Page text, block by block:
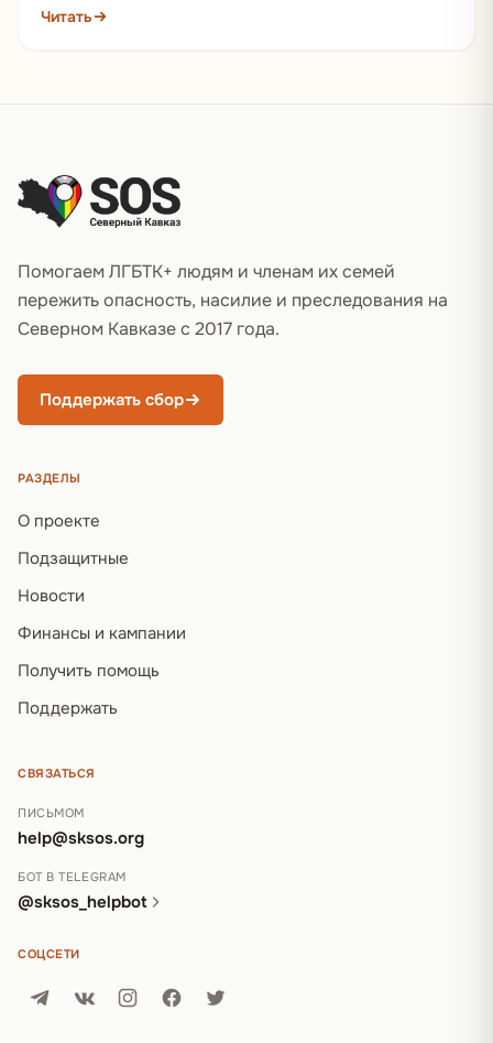
Читать
Помогаем ЛГБТК+ людям и членам их семей
пережить опасность, насилие и преследования на
Северном Кавказе с 2017 года.
Поддержать сбор
РАЗДЕЛЫ
О проекте
Подзащитные
Новости
Финансы и кампании
Получить помощь
Поддержать
СВЯЗАТЬСЯ
ПИСЬМОМ
help@sksos.org
БОТ В TELEGRAM
@sksos_helpbot
СОЦСЕТИ